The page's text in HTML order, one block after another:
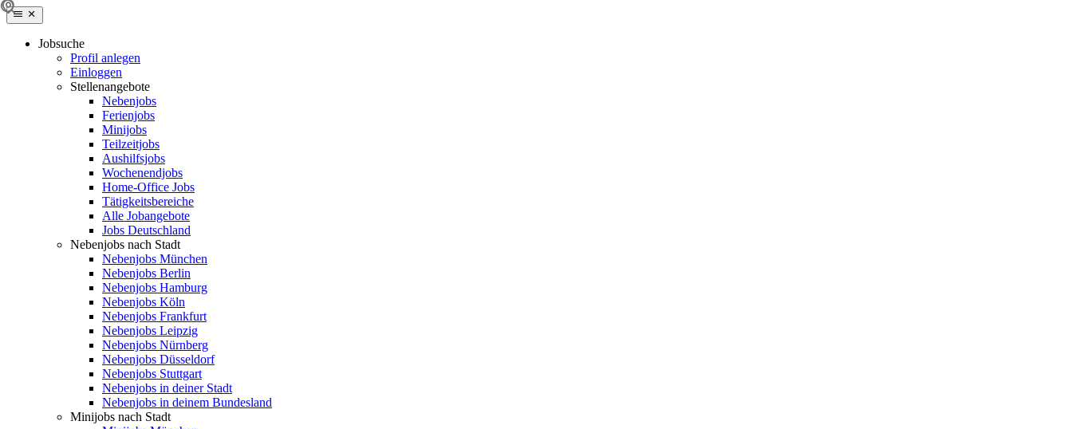
Jobsuche
Profil anlegen
Einloggen
Stellenangebote
Nebenjobs
Ferienjobs
Minijobs
Teilzeitjobs
Aushilfsjobs
Wochenendjobs
Home-Office Jobs
Tätigkeitsbereiche
Alle Jobangebote
Jobs Deutschland
Nebenjobs nach Stadt
Nebenjobs München
Nebenjobs Berlin
Nebenjobs Hamburg
Nebenjobs Köln
Nebenjobs Frankfurt
Nebenjobs Leipzig
Nebenjobs Nürnberg
Nebenjobs Düsseldorf
Nebenjobs Stuttgart
Nebenjobs in deiner Stadt
Nebenjobs in deinem Bundesland
Minijobs nach Stadt